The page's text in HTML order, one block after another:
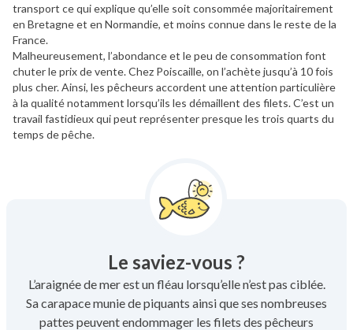
transport ce qui explique qu’elle soit consommée majoritairement
en Bretagne et en Normandie, et moins connue dans le reste de la
France.
Malheureusement, l’abondance et le peu de consommation font
chuter le prix de vente. Chez Poiscaille, on l’achète jusqu’à 10 fois
plus cher. Ainsi, les pêcheurs accordent une attention particulière
à la qualité notamment lorsqu’ils les démaillent des filets. C’est un
travail fastidieux qui peut représenter presque les trois quarts du
temps de pêche.
Le saviez-vous ?
L’araignée de mer est un fléau lorsqu’elle n’est pas ciblée.
Sa carapace munie de piquants ainsi que ses nombreuses
pattes peuvent endommager les filets des pêcheurs